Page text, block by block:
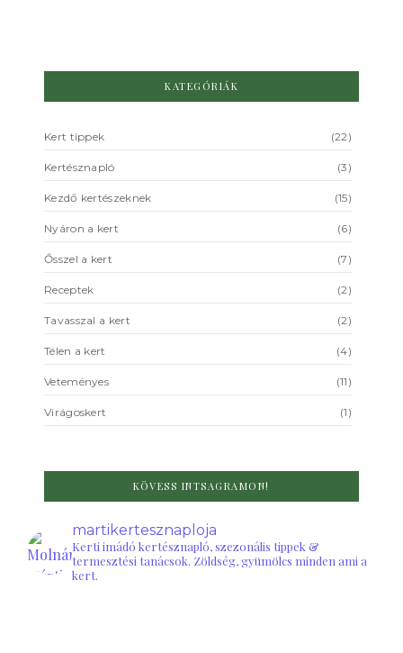
KATEGÓRIÁK
Kert tippek (22)
Kertésznapló (3)
Kezdő kertészeknek (15)
Nyáron a kert (6)
Ősszel a kert (7)
Receptek (2)
Tavasszal a kert (2)
Télen a kert (4)
Veteményes (11)
Virágoskert (1)
KÖVESS INTSAGRAMON!
martikertesznaploja
Kerti imádó kertésznapló, szezonális tippek &
termesztési tanácsok. Zöldség, gyümölcs minden ami a
kert.